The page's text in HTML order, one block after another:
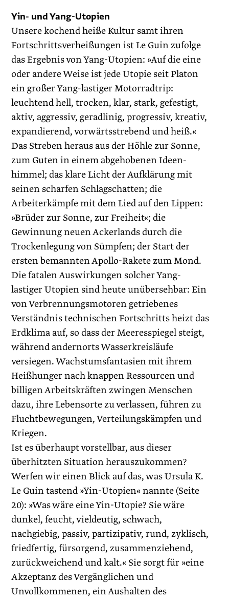
Yin- und Yang-Utopien
Unsere kochend heiße Kultur samt ihren
Fortschrittsverheißungen ist Le Guin zufolge
das Ergebnis von Yang-Utopien: »Auf die eine
oder andere Weise ist jede Utopie seit Platon
ein großer Yang-lastiger Motorradtrip:
leuchtend hell, trocken, klar, stark, gefestigt,
aktiv, aggressiv, geradlinig, progressiv, kreativ,
expandierend, vorwärtsstrebend und heiß.«
Das Streben heraus aus der Höhle zur Sonne,
zum Guten in einem abgehobenen Ideen­
himmel; das klare Licht der Aufklärung mit
seinen scharfen Schlagschatten; die
Arbeiterkämpfe mit dem Lied auf den Lippen:
»Brüder zur Sonne, zur Freiheit«; die
Gewinnung neuen Ackerlands durch die
Trockenlegung von Sümpfen; der Start der
ersten bemannten Apollo-Rakete zum Mond.
Die fatalen Auswirkungen solcher Yang-
lastiger Utopien sind heute unübersehbar: Ein
von Verbrennungsmotoren getriebenes
Verständnis technischen Fortschritts heizt das
Erdklima auf, so dass der Meeresspiegel steigt,
während andernorts Wasserkreisläufe
versiegen. Wachstumsfantasien mit ihrem
Heißhunger nach knappen Ressourcen und
billigen Arbeitskräften zwingen Menschen
dazu, ihre Lebensorte zu verlassen, führen zu
Fluchtbewegungen, Verteilungskämpfen und
Kriegen.
Ist es überhaupt vorstellbar, aus dieser
überhitzten Situation herauszukommen?
Werfen wir einen Blick auf das, was Ursula K.
Le Guin tastend »Yin-Utopien« nannte (Seite
20): »Was wäre eine Yin-Utopie? Sie wäre
dunkel, feucht, vieldeutig, schwach,
nachgiebig, passiv, partizipativ, rund, zyklisch,
friedfertig, fürsorgend, zusammenziehend,
zurückweichend und kalt.« Sie sorgt für »eine
Akzeptanz des Vergänglichen und
Unvollkommenen, ein Aushalten des